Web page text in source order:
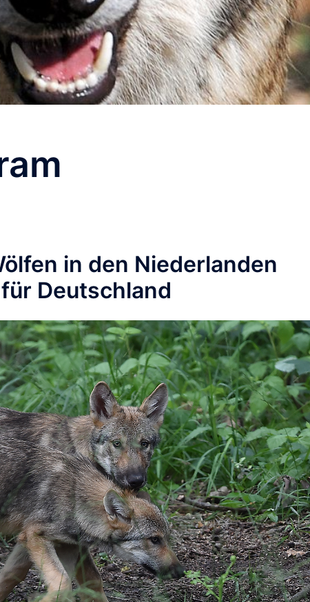
in den Niederlanden
Deutschland